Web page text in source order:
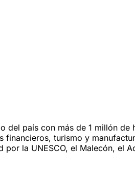
país con más de 1 millón
turismo y
la UNESCO, el Malecón, el